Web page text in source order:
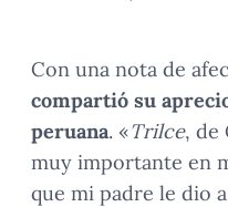
Con una nota de
compartió su
peruana. «Trilce, de
muy importante en
que mi padre le dio